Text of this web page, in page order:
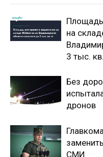
на
3 тыс.
Без
дронов
СМИ